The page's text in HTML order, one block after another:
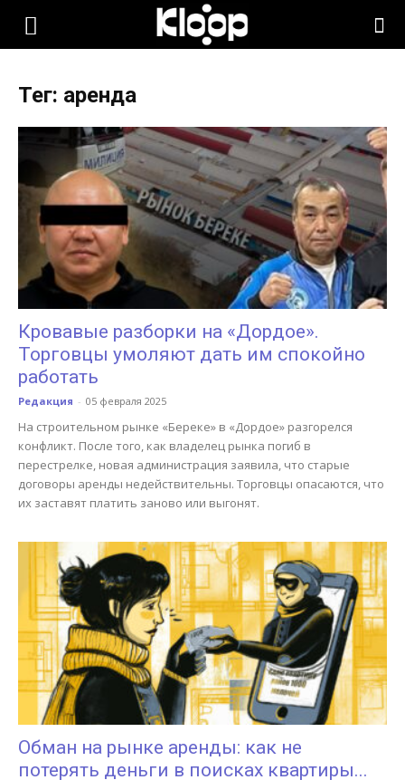
KLOOP.KG
Новости
Кыргызстана
Тег: аренда
Кровавые разборки на «Дордое».
Торговцы умоляют дать им спокойно
работать
Редакция - 05 февраля 2025
На строительном рынке «Береке» в «Дордое» разгорелся
конфликт. После того, как владелец рынка погиб в
перестрелке, новая администрация заявила, что старые
договоры аренды недействительны. Торговцы опасаются, что
их заставят платить заново или выгонят.
Обман на рынке аренды: как не
потерять деньги в поисках квартиры...